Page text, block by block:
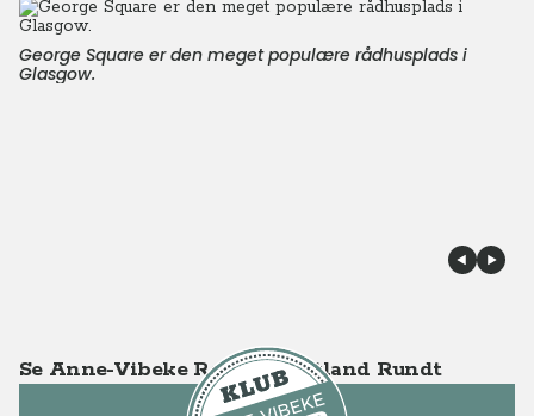
George Square er den meget populære rådhusplads i
Glasgow.
Se Anne-Vibeke Rejser - Skotland Rundt